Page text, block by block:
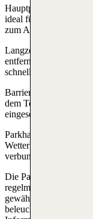
Hauptparkplatz P1:
ideal für
zum Aeropuerto de
Langzeitparkplätze:
entfernt, bieten jedoch
schnell und bequem
Barrierefreie
dem Terminaleingang,
eingeschränkter
Parkhaus: Ein
Wetterbedingungen
verbunden.
Die Parkflächen sind
regelmäßig überwacht,
gewährleisten. Für
beleuchtete Gehwege,